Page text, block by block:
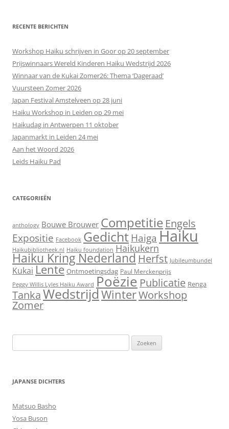
RECENTE BERICHTEN
Workshop Haiku schrijven in Goor op 20 september
Prijswinnaars Wereld Kinderen Haiku Wedstrijd 2026
Winnaar van de Kukai Zomer26: Thema ‘Dageraad’
Vuursteen Zomer 2026
Japan Festival Amstelveen op 28 juni
Haiku Workshop in Leiden op 29 mei
Haikudag in Antwerpen 11 oktober
Japanmarkt in Leiden 24 mei
Aan het Woord 2026
Leids Haiku Pad
CATEGORIEËN
anthology Bouwe Brouwer Competitie Engels
Expositie Facebook Gedicht Haiga Haiku
Haikubibliotheek.nl Haiku foundation Haikukern
Haiku Kring Nederland Herfst Jubileumbundel
Kukai Lente Ontmoetingsdag Paul Merckenprijs
Peggy Willis Lyles Haiku Award Poëzie Publicatie Renga
TankaWedstrijdWinterWorkshop
Zomer
naar:
JAPANSE DICHTERS
Matsuo Basho
Yosa Buson